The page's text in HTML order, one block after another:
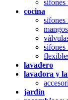
sifones
cocina
sifones
sifones
lavadero
lavadora y
jardín